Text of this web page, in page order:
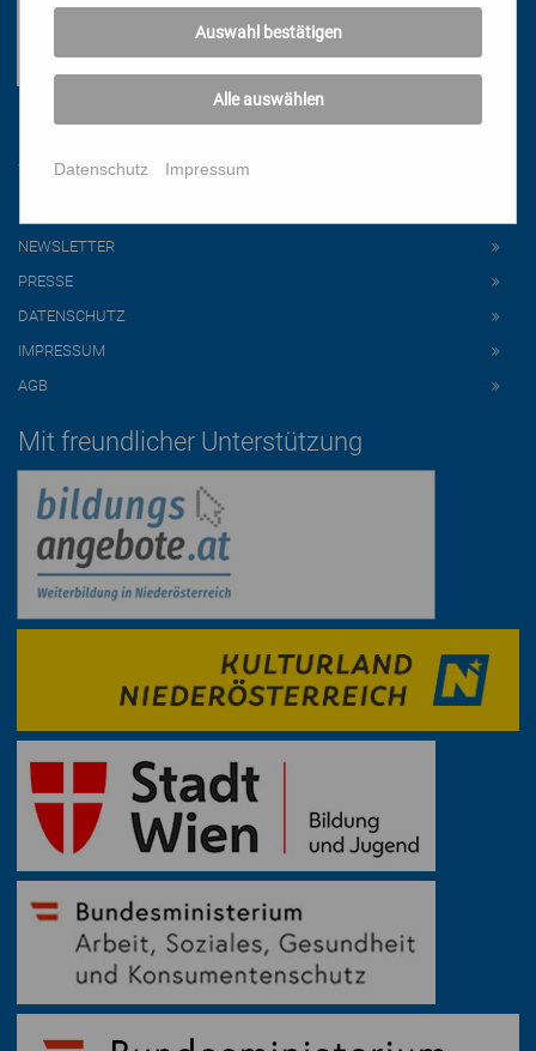
NEWSLETTER
PRESSE
DATENSCHUTZ
IMPRESSUM
AGB
Mit freundlicher Unterstützung
Auswahl bestätigen
Alle auswählen
Datenschutz Impressum